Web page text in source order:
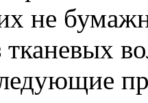
не
тканевых